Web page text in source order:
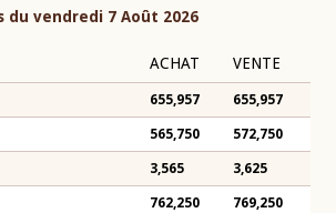
du vendredi 7 Août 2026
ACHAT VENTE
655,957 655,957
565,750 572,750
3,565 3,625
762,250 769,250